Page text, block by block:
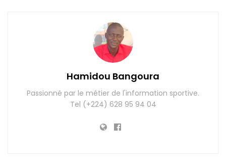
Hamidou Bangoura
Passionné par le métier de l'information sportive.
Tel (+224) 628 95 94 04